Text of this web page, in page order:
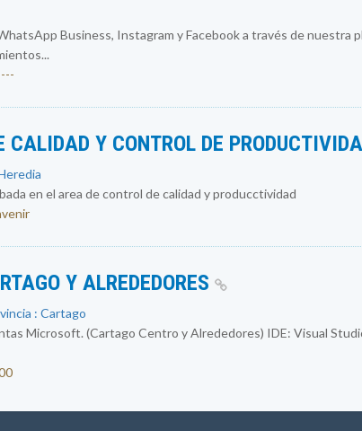
Business, Instagram y Facebook a través de nuestra
CALIDAD Y CONTROL DE
en el area de control de calidad y producctividad
Y ALREDEDORES
: Cartago
Microsoft. (Cartago Centro y Alrededores) IDE: Visual